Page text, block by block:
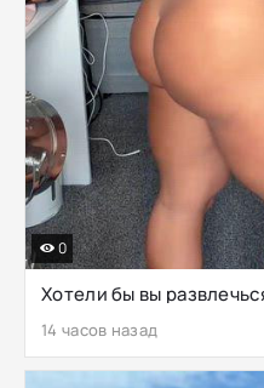
Хотели бы вы
14 часов назад
0